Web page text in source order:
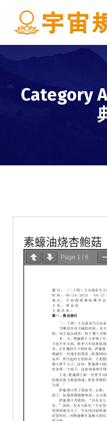
Category
素蠔油烧杏鲍菇
Page 1 / 6